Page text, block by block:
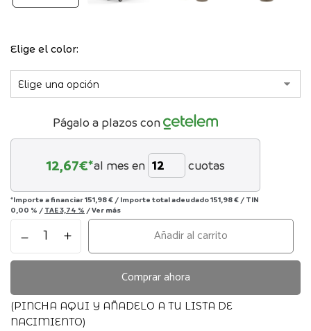
Elige el color
Págalo a plazos con
12,67€*al mes en cuotas
*Importe a financiar151,98 € / Importe total adeudado151,98 € / TIN
0,00 % / TAE3,74 % /Ver más
Silla
Platinum
Cybex
cantidad
Añadir al carrito
Comprar ahora
(PINCHA AQUI Y AÑADELO A TU LISTA DE
NACIMIENTO)